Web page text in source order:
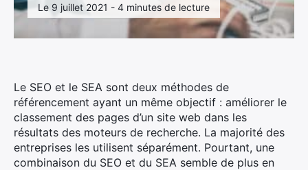
Le 9 juillet 2021 - 4 minutes de lecture
Le SEO et le SEA sont deux méthodes de
référencement ayant un même objectif : améliorer le
classement des pages d’un site web dans les
résultats des moteurs de recherche. La majorité des
entreprises les utilisent séparément. Pourtant, une
combinaison du SEO et du SEA semble de plus en